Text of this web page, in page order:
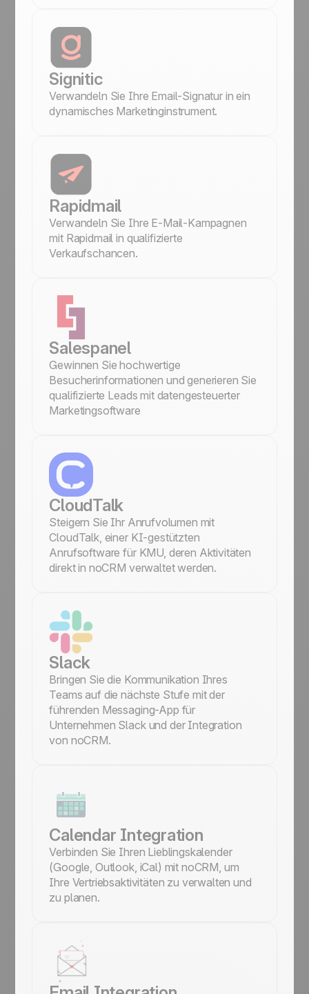
Angebotsmanagement
Teammanagement & Zusammenarbeit
Outbound & Prospecting
Marketing & E-Mail
Finanzen & Abrechnung
Kommunikation
Signitic
Verwandeln Sie Ihre Email-Signatur in ein
dynamisches Marketinginstrument.
Rapidmail
Verwandeln Sie Ihre E-Mail-Kampagnen
mit Rapidmail in qualifizierte
Verkaufschancen.
Salespanel
Gewinnen Sie hochwertige
Besucherinformationen und generieren Sie
qualifizierte Leads mit datengesteuerter
Marketingsoftware
CloudTalk
Steigern Sie Ihr Anrufvolumen mit
CloudTalk, einer KI-gestützten
Anrufsoftware für KMU, deren Aktivitäten
direkt in noCRM verwaltet werden.
Slack
Bringen Sie die Kommunikation Ihres
Teams auf die nächste Stufe mit der
führenden Messaging-App für
Unternehmen Slack und der Integration
von noCRM.
Calendar Integration
Verbinden Sie Ihren Lieblingskalender
(Google, Outlook, iCal) mit noCRM, um
Ihre Vertriebsaktivitäten zu verwalten und
zu planen.